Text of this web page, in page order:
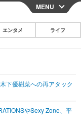
CLOSE
その他
MENU
エンタメ ライフ
下優樹菜への再アタック
やSexy Zone、平